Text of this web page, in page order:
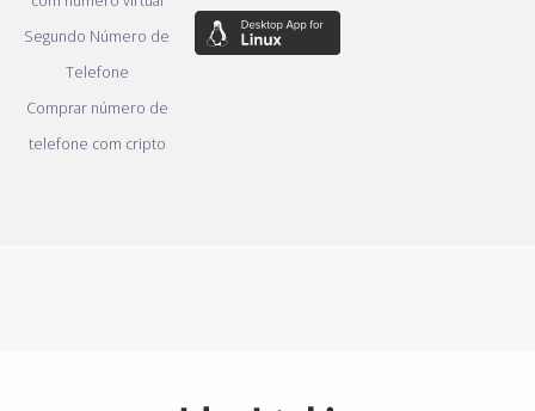
Segundo Número de
Telefone
Comprar número de
telefone com cripto